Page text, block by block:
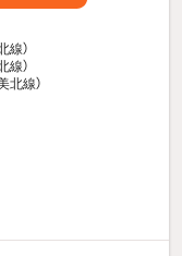
線）
線）
北線）